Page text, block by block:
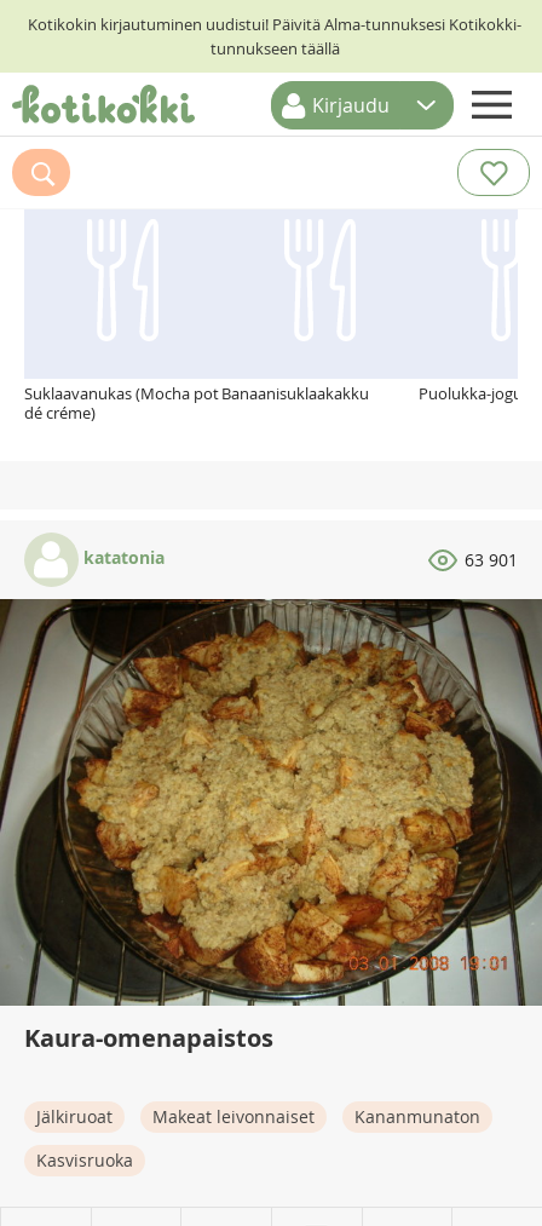
Kotikokin kirjautuminen uudistui! Päivitä Alma-tunnuksesi Kotikokki-
tunnukseen täällä
ETUSIVU
RESEPTIHAKU
Kirjaudu
Suosittelemme myös
Suklaavanukas (Mocha pot
dé créme)
Banaanisuklaakakku Puolukka-
katatonia 63 901
Kaura-omenapaistos
Jälkiruoat Makeat leivonnaiset
Kananmunaton
Kasvisruoka